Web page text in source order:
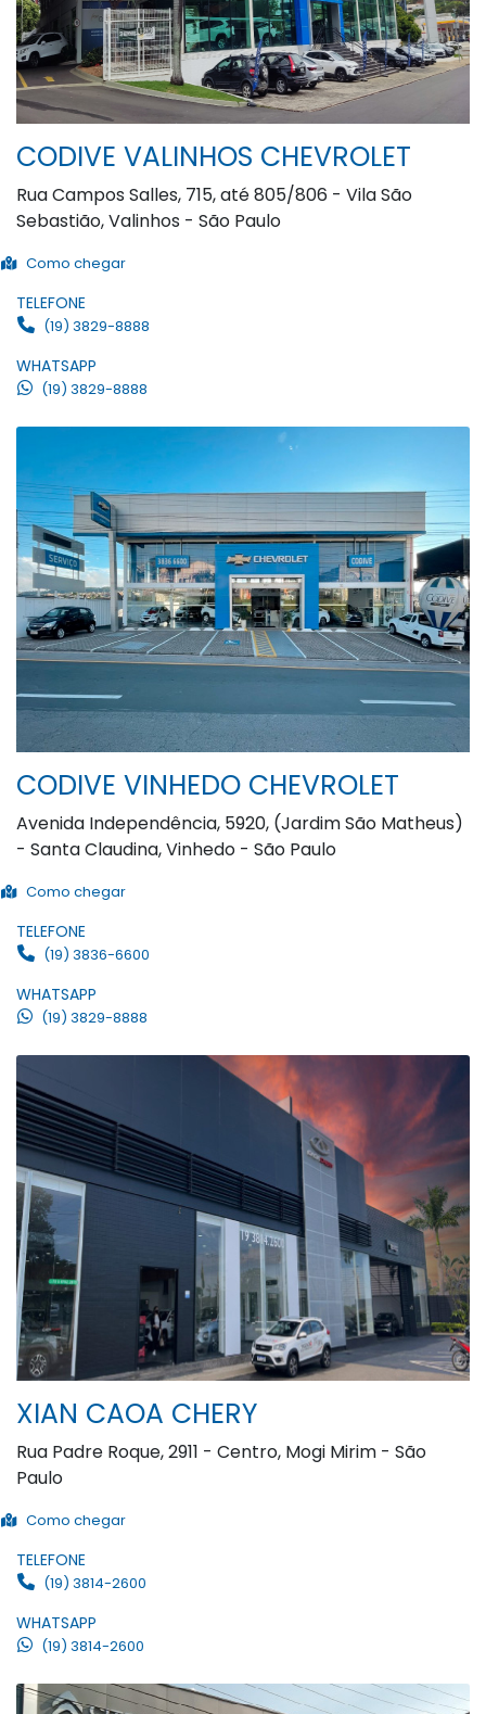
CODIVE VALINHOS CHEVROLET
Rua Campos Salles, 715, até 805/806 - Vila São
Sebastião, Valinhos - São Paulo
Como chegar
TELEFONE
(19) 3829-8888
WHATSAPP
(19) 3829-8888
CODIVE VINHEDO CHEVROLET
Avenida Independência, 5920, (Jardim São Matheus)
- Santa Claudina, Vinhedo - São Paulo
Como chegar
TELEFONE
(19) 3836-6600
WHATSAPP
(19) 3829-8888
XIAN CAOA CHERY
Rua Padre Roque, 2911 - Centro, Mogi Mirim - São
Paulo
Como chegar
TELEFONE
(19) 3814-2600
WHATSAPP
(19) 3814-2600